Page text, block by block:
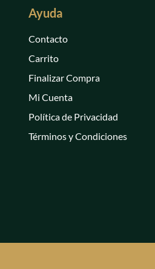
Ayuda
Contacto
Carrito
Finalizar Compra
Mi Cuenta
Política de Privacidad
Términos y Condiciones